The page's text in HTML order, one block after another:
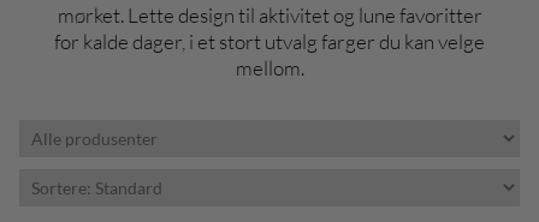
mørket. Lette design til aktivitet og lune favoritter
for kalde dager, i et stort utvalg farger du kan velge
mellom.